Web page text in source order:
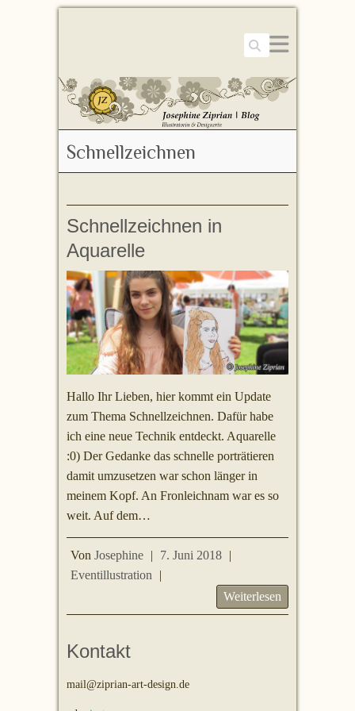
Suchen
Schnellzeichnen
Schnellzeichnen in
Aquarelle
Hallo Ihr Lieben, hier kommt ein Update
zum Thema Schnellzeichnen. Dafür habe
ich eine neue Technik entdeckt. Aquarelle
:0) Der Gedanke das schnelle porträtieren
damit umzusetzen war schon länger in
meinem Kopf. An Fronleichnam war es so
weit. Auf dem…
Von Josephine | 7. Juni 2018 |
Eventillustration
|
Weiterlesen
Kontakt
mail@ziprian-art-design.de